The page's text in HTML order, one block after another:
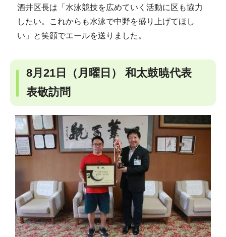
酒井区長は「水泳競技を広めていく活動に区も協力
したい。これからも水泳で中野を盛り上げてほし
い」と笑顔でエールを送りました。
8月21日（月曜日） 和太鼓暁代表
表敬訪問